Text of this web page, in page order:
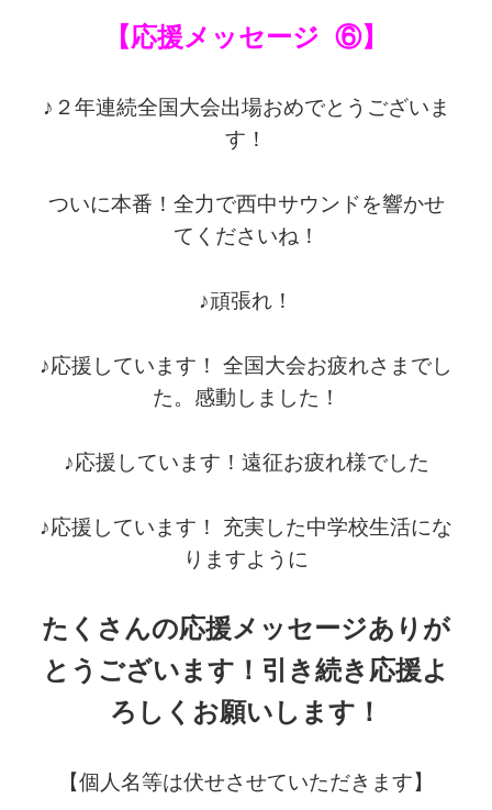
【応援メッセージ ⑥】
♪２ 年連続全国大会出場おめでとうございま
す！
ついに本番！全力で西中サウンドを響かせ
てくださいね！
♪頑張れ！
♪応援しています！ 全国大会お疲れさまでし
た。感動しました！
♪応援しています！遠征お疲れ様でした
♪応援しています！ 充実した中学校生活にな
りますように
たくさんの応援メッセージありが
とうございます！引き続き応援よ
ろしくお願いします！
【個人名等は伏せさせていただきます】